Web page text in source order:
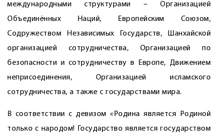
международными структурами – Организацией
Объединённых Наций, Европейским Союзом,
Содружеством Независимых Государств, Шанхайской
организацией сотрудничества, Организацией по
безопасности и сотрудничеству в Европе, Движением
неприсоединения, Организацией исламского
сотрудничества, а также с государствами мира.
В соответствии с девизом «Родина является Родиной
только с народом! Государство является государством